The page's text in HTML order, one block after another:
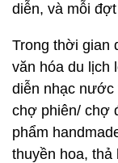
diễn, và mỗi
Trong thời gian
văn hóa du lịch
diễn nhạc nước
chợ phiên/ chợ
phẩm
thuyền hoa, thả